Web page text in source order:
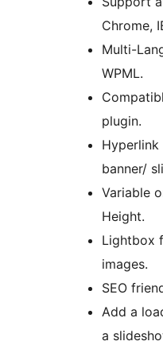
Chrome,
Multi-
WPML.
plugin.
banner/
Variable
Height.
Lightbox
images.
SEO
Add a
a